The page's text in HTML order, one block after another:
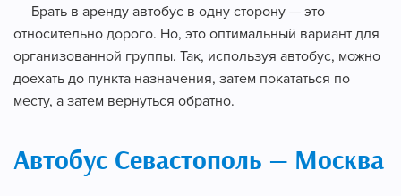
Брать в аренду автобус в одну сторону — это
относительно дорого. Но, это оптимальный вариант для
организованной группы. Так, используя автобус, можно
доехать до пункта назначения, затем покататься по
месту, а затем вернуться обратно.
Автобус Севастополь — Москва